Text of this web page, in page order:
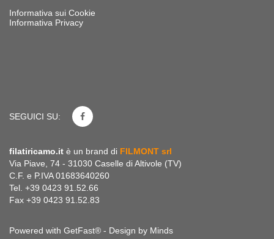
Informativa sui Cookie
Informativa Privacy
SEGUICI SU:
filatiricamo.it è un brand di FILMONT srl
Via Piave, 74 - 31030 Caselle di Altivole (TV)
C.F. e P.IVA 01683640260
Tel. +39 0423 91.52.66
Fax +39 0423 91.52.83
Powered with GetFast® - Design by Minds